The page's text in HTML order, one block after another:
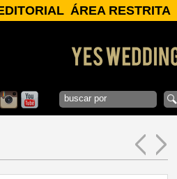
ÁREA RESTRITA
Senha:
x